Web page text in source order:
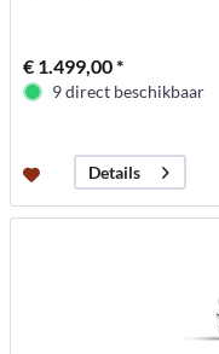
€ 1.499,00 *
9 direct beschikbaar
Details